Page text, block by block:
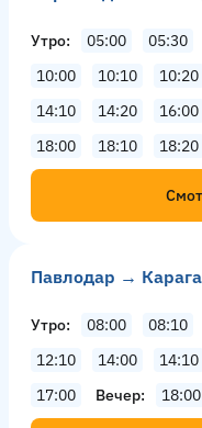
Утро 05:00 05:30
10:00
10:10 10:20
14:10
14:20 16:00
18:00
18:10 18:20
Павлодар →
Утро 08:00 08:10
12:10
14:00 14:10
17:00
Вечер 18:00